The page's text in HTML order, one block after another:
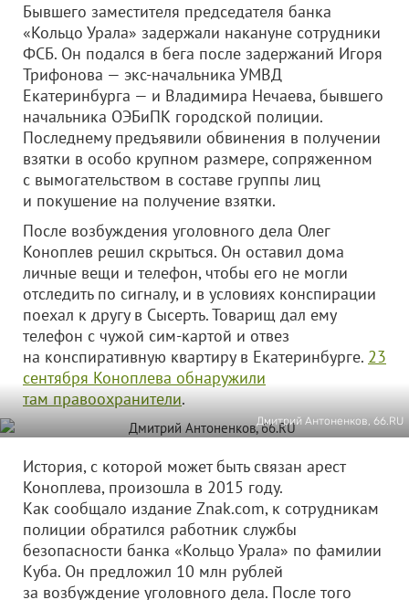
Бывшего заместителя председателя банка
«Кольцо Урала» задержали накануне сотрудники
ФСБ. Он подался в бега после задержаний Игоря
Трифонова — экс-начальника УМВД
Екатеринбурга — и Владимира Нечаева, бывшего
начальника ОЭБиПК городской полиции.
Последнему предъявили обвинения в получении
взятки в особо крупном размере, сопряженном
с вымогательством в составе группы лиц
и покушение на получение взятки.
После возбуждения уголовного дела Олег
Коноплев решил скрыться. Он оставил дома
личные вещи и телефон, чтобы его не могли
отследить по сигналу, и в условиях конспирации
поехал к другу в Сысерть. Товарищ дал ему
телефон с чужой сим-картой и отвез
на конспиративную квартиру в Екатеринбурге. 23
сентября Коноплева обнаружили
там правоохранители.
Дмитрий Антоненков, 66.RU
История, с которой может быть связан арест
Коноплева, произошла в 2015 году.
Как сообщало издание Znak.com, к сотрудникам
полиции обратился работник службы
безопасности банка «Кольцо Урала» по фамилии
Куба. Он предложил 10 млн рублей
за возбуждение уголовного дела. После того